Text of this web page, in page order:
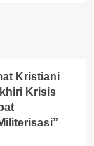
Kristiani
Krisis